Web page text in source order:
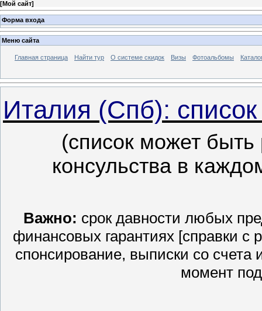
[Мой сайт]
Форма входа
Меню сайта
Главная страница Найти тур О системе скидок Визы Фотоальбомы
Италия (Спб):
(список может
консульства в
Важно: срок давности любых
финансовых гарантиях [справки с
спонсирование, выписки со
момент